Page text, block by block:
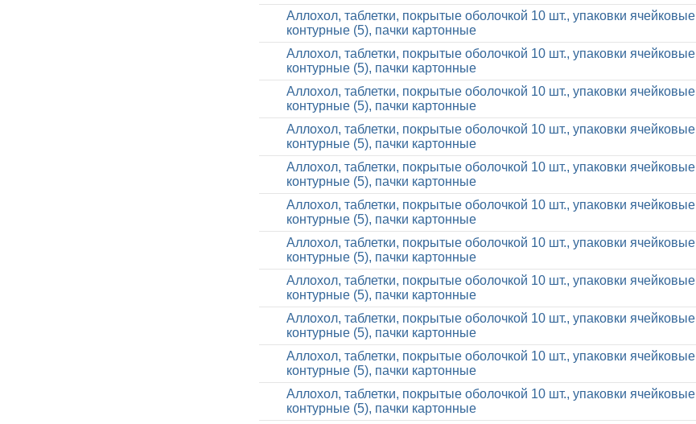
Аллохол, таблетки, покрытые оболочкой 10 шт., упаковки ячейковые
контурные (5), пачки картонные
Аллохол, таблетки, покрытые оболочкой 10 шт., упаковки ячейковые
контурные (5), пачки картонные
Аллохол, таблетки, покрытые оболочкой 10 шт., упаковки ячейковые
контурные (5), пачки картонные
Аллохол, таблетки, покрытые оболочкой 10 шт., упаковки ячейковые
контурные (5), пачки картонные
Аллохол, таблетки, покрытые оболочкой 10 шт., упаковки ячейковые
контурные (5), пачки картонные
Аллохол, таблетки, покрытые оболочкой 10 шт., упаковки ячейковые
контурные (5), пачки картонные
Аллохол, таблетки, покрытые оболочкой 10 шт., упаковки ячейковые
контурные (5), пачки картонные
Аллохол, таблетки, покрытые оболочкой 10 шт., упаковки ячейковые
контурные (5), пачки картонные
Аллохол, таблетки, покрытые оболочкой 10 шт., упаковки ячейковые
контурные (5), пачки картонные
Аллохол, таблетки, покрытые оболочкой 10 шт., упаковки ячейковые
контурные (5), пачки картонные
Аллохол, таблетки, покрытые оболочкой 10 шт., упаковки ячейковые
контурные (5), пачки картонные